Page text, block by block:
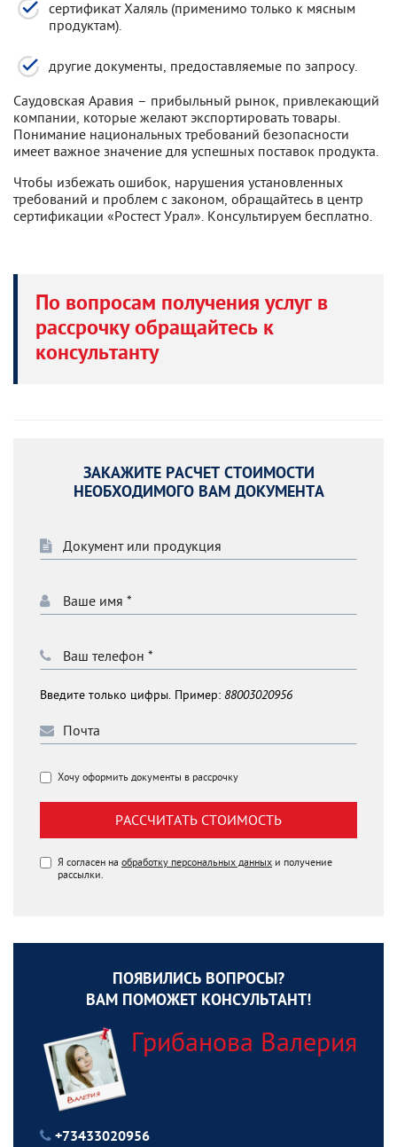
сертификат Халяль (применимо только к мясным
продуктам).
другие документы, предоставляемые по запросу.
Саудовская Аравия – прибыльный рынок, привлекающий
компании, которые желают экспортировать товары.
Понимание национальных требований безопасности
имеет важное значение для успешных поставок продукта.
Чтобы избежать ошибок, нарушения установленных
требований и проблем с законом, обращайтесь в центр
сертификации «Ростест Урал». Консультируем бесплатно.
По вопросам получения услуг в
рассрочку обращайтесь к
консультанту
ЗАКАЖИТЕ РАСЧЕТ СТОИМОСТИ
НЕОБХОДИМОГО ВАМ ДОКУМЕНТА
Введите только цифры. Пример: 88003020956
Хочу оформить документы в рассрочку
РАССЧИТАТЬ СТОИМОСТЬ
Я согласен на обработку персональных данных и получение
рассылки.
ПОЯВИЛИСЬ ВОПРОСЫ?
ВАМ ПОМОЖЕТ КОНСУЛЬТАНТ!
Грибанова Валерия
+73433020956